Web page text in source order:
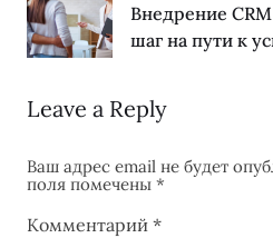
Внедрение
шаг на пути к
Leave a Reply
Ваш адрес email не будет
поля помечены *
Комментарий *